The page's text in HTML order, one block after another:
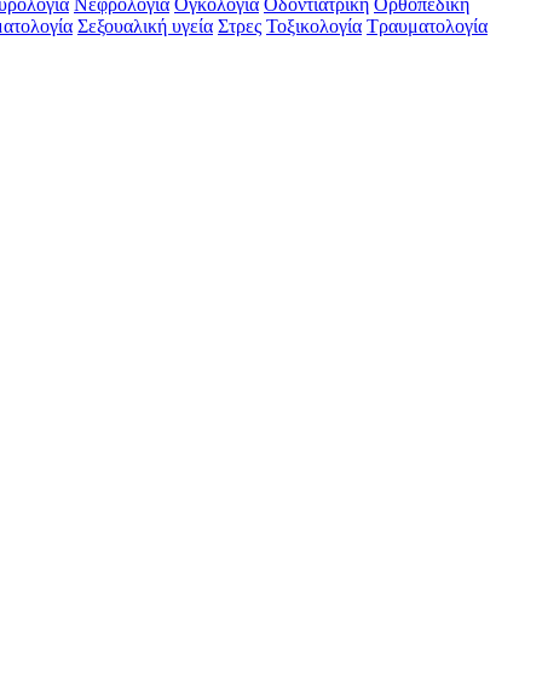
Σεξουαλική υγεία‎ Στρες Τοξικολογία‎ Τραυματολογία‎